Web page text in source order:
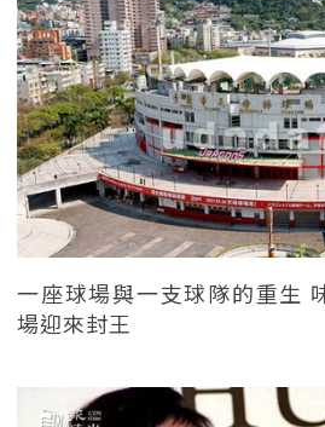
一座球場與一支球隊的重生
場迎來封王